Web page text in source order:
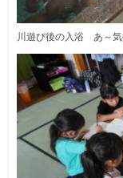
川遊び後の入浴 あ～気